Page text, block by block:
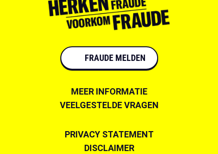
FRAUDE MELDEN
MEER INFORMATIE
VEELGESTELDE VRAGEN
PRIVACY STATEMENT
DISCLAIMER